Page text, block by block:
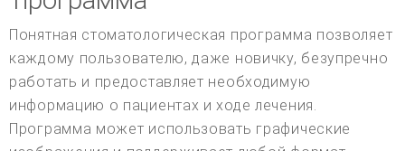
Понятная стоматологическая программа позволяет
каждому пользователю, даже новичку, безупречно
работать и предоставляет необходимую
информацию о пациентах и ходе лечения.
Программа может использовать графические